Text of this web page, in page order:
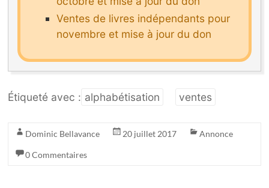
Ventes de livres indépendants pour
novembre et mise à jour du don
Étiqueté avec : alphabétisation ventes
Dominic Bellavance 20 juillet 2017 Annonce
0 Commentaires